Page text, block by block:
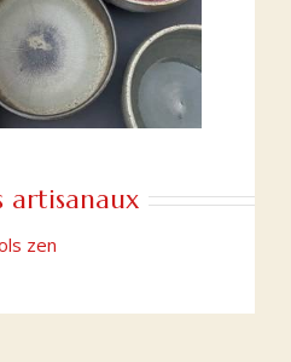
artisanaux
zen